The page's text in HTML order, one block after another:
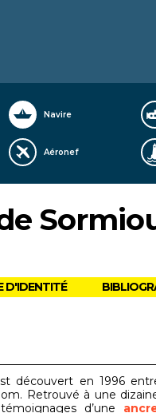
Navire
Aéronef
D'IDENTITÉ
découvert en 1996
Retrouvé à une
d’une